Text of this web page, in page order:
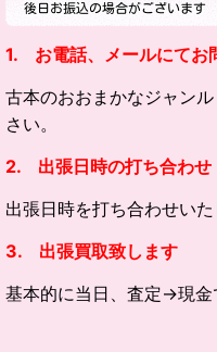
1. お電話、メールにてお
古本のおおまかなジャンル
さい。
2. 出張日時の打ち合わせ
出張日時を打ち合わせいた
3. 出張買取致します
基本的に当日、査定→現金